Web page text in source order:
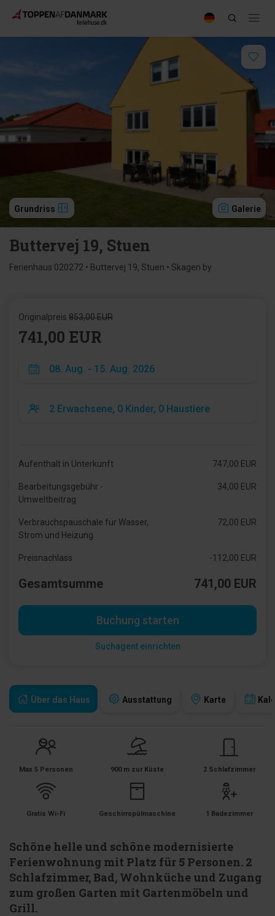
Grundriss Galerie
Buttervej 19, Stuen
Ferienhaus 020272 • Buttervej 19, Stuen • Skagen by
Über das Haus Ausstattung Karte
Max 5 Personen 900 m zur Küste 2 Schlafzimmer
Gratis Wi-Fi Geschirrspülmaschine 1 Badezimmer
Schöne helle und schöne modernisierte
Ferienwohnung mit Platz für 5 Personen. 2
Schlafzimmer, Bad, Wohnküche und Zugang
zum großen Garten mit Gartenmöbeln und
Grill.
Originalpreis 853,00 EUR
741,00 EUR
Aufenthalt in Unterkunft 747,00 EUR
Bearbeitungsgebühr -
Umweltbeitrag
34,00 EUR
Verbrauchspauschale für Wasser,
Strom und Heizung
72,00 EUR
Preisnachlass -112,00 EUR
Gesamtsumme 741,00 EUR
Buchung starten
Suchagent einrichten